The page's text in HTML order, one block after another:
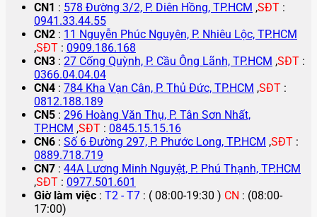
CN1 : 578 Đường 3/2, P. Diên Hồng, TP.HCM ,SĐT :
0941.33.44.55
CN2 : 11 Nguyễn Phúc Nguyên, P. Nhiêu Lộc, TP.HCM
,SĐT : 0909.186.168
CN3 : 27 Cống Quỳnh, P. Cầu Ông Lãnh, TP.HCM ,SĐT :
0366.04.04.04
CN4 : 784 Kha Vạn Cân, P. Thủ Đức, TP.HCM ,SĐT :
0812.188.189
CN5 : 296 Hoàng Văn Thụ, P. Tân Sơn Nhất,
TP.HCM ,SĐT : 0845.15.15.16
CN6 : Số 6 Đường 297, P. Phước Long, TP.HCM ,SĐT :
0889.718.719
CN7 : 44A Lương Minh Nguyệt, P. Phú Thạnh, TP.HCM
,SĐT : 0977.501.601
Giờ làm việc : T2 - T7 : ( 08:00-19:30 ) CN : (08:00-
17:00)